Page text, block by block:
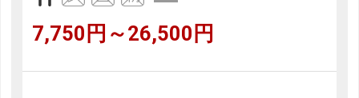
7,750円～26,500円